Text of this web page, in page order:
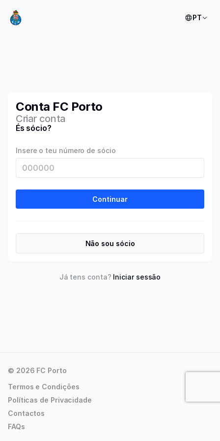
PT
Conta FC Porto
Criar conta
És sócio?
Insere o teu número de sócio
Continuar
Não sou sócio
Já tens conta? Iniciar sessão
© 2026 FC Porto
Termos e Condições
Políticas de Privacidade
Contactos
FAQs